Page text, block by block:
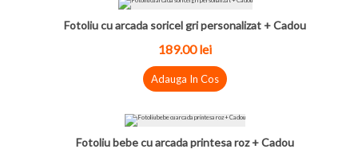
Fotoliu cu arcada soricel gri personalizat + Cadou
189.00 lei
Adauga In Cos
Fotoliu bebe cu arcada printesa roz + Cadou